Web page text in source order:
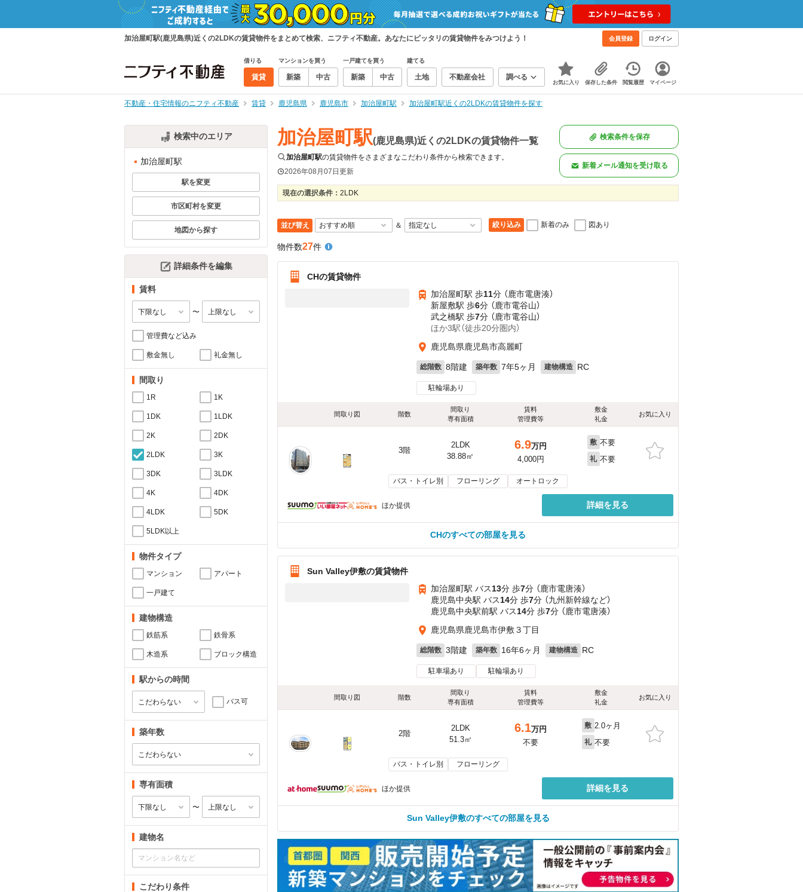
加治屋町駅(鹿児島県)近くの2LDKの賃貸物件をまとめて検索、ニフティ不動産。あなたにピッタリの賃貸物件をみつけよう！ 会員登録 ログイン
借りる
賃貸
マンションを買う
新築 中古
一戸建てを買う
新築 中古
建てる
土地 不動産会社 調べる
お気に入り 保存した条件 閲覧履歴 マイページ
不動産・住宅情報のニフティ不動産 賃貸 鹿児島県 鹿児島市 加治屋町駅 加治屋町駅近くの2LDKの賃貸物件を探す
検索中のエリア
加治屋町駅
駅を変更
市区町村を変更
地図から探す
詳細条件を編集
賃料
〜
管理費など込み
敷金無し 礼金無し
間取り
1R 1K
1DK 1LDK
2K 2DK
2LDK 3K
3DK 3LDK
4K 4DK
4LDK 5DK
5LDK以上
物件タイプ
マンション アパート
一戸建て
建物構造
鉄筋系 鉄骨系
木造系 ブロック構造
駅からの時間
バス可
築年数
専有面積
〜
建物名
こだわり条件
加治屋町駅(鹿児島県)近くの2LDKの賃貸物件一覧
加治屋町駅の賃貸物件をさまざまなこだわり条件から検索できます。
2026年08月07日更新
検索条件を保存
新着メール通知を受け取る
現在の選択条件： 2LDK
並び替え ＆ 絞り込み 新着のみ 図あり
物件数27件
CHの賃貸物件
加治屋町駅 歩11分 （鹿市電唐湊）
新屋敷駅 歩6分 （鹿市電谷山）
武之橋駅 歩7分 （鹿市電谷山）
ほか3駅（徒歩20分圏内）
鹿児島県鹿児島市高麗町
総階数 8階建 築年数 7年5ヶ月 建物構造 RC
駐輪場あり
間取り図 階数
間取り
専有面積
賃料
管理費等
敷金
礼金
お気に入り
3階
2LDK
38.88㎡
6.9万円
4,000円
敷 不要
礼 不要
バス・トイレ別 フローリング オートロック
ほか提供 詳細を見る
CHのすべての部屋を見る
Sun Valley伊敷の賃貸物件
加治屋町駅 バス13分 歩7分 （鹿市電唐湊）
鹿児島中央駅 バス14分 歩7分 （九州新幹線など）
鹿児島中央駅前駅 バス14分 歩7分 （鹿市電唐湊）
鹿児島県鹿児島市伊敷３丁目
総階数 3階建 築年数 16年6ヶ月 建物構造 RC
駐車場あり 駐輪場あり
間取り図 階数
間取り
専有面積
賃料
管理費等
敷金
礼金
お気に入り
2階
2LDK
51.3㎡
6.1万円
不要
敷 2.0ヶ月
礼 不要
バス・トイレ別 フローリング
ほか提供 詳細を見る
Sun Valley伊敷のすべての部屋を見る